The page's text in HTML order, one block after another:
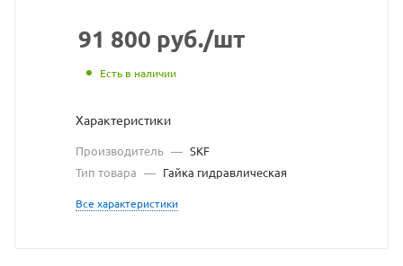
91 800 руб./шт
Есть в наличии
Характеристики
Производитель — SKF
Тип товара — Гайка гидравлическая
Все характеристики